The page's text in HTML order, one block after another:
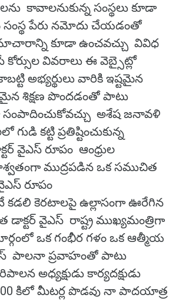
కావాలనుకున్న సంస్థలు కూడా
పేరు నమోదు చేయడంతో
కూడా ఉంచవచ్చు వివిధ
కోర్సుల వివరాలు ఈ వెబ్సైట్లో
అభ్యర్థులు వారికి ఇష్టమైన
శిక్షణ పొందడంతో పాటు
అశేష జనావళి
కట్టి ప్రతిష్టించుకున్న
వైఎస్ రూపం ఆంధ్రుల
ముద్రపడిన ఒక సముచిత
రూపం
కడలి కెరటాలపై ఉల్లాసంగా ఊరేగిన
వైఎస్ రాష్ట్ర ముఖ్యమంత్రిగా
ఒక గంభీర గళం ఒక ఆత్మీయ
పాలనా ప్రవాహంతో పాటు
అధ్యక్షుడు కార్యదక్షుడు
కిలో మీటర్ల పొడవు నా పాదయాత్ర